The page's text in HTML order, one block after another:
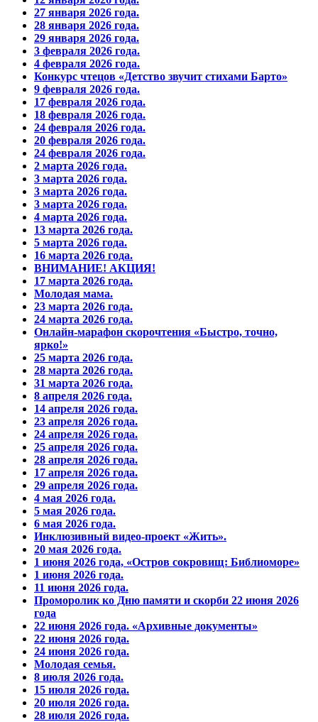
27 января 2026 года.
28 января 2026 года.
29 января 2026 года.
3 февраля 2026 года.
4 февраля 2026 года.
Конкурс чтецов «Детство звучит стихами Барто»
9 февраля 2026 года.
17 февраля 2026 года.
18 февраля 2026 года.
24 февраля 2026 года.
20 февраля 2026 года.
24 февраля 2026 года.
2 марта 2026 года.
3 марта 2026 года.
3 марта 2026 года.
3 марта 2026 года.
4 марта 2026 года.
13 марта 2026 года.
5 марта 2026 года.
16 марта 2026 года.
ВНИМАНИЕ! АКЦИЯ!
17 марта 2026 года.
Молодая мама.
23 марта 2026 года.
24 марта 2026 года.
Онлайн-марафон скорочтения «Быстро, точно,
ярко!»
25 марта 2026 года.
28 марта 2026 года.
31 марта 2026 года.
8 апреля 2026 года.
14 апреля 2026 года.
23 апреля 2026 года.
24 апреля 2026 года.
25 апреля 2026 года.
28 апреля 2026 года.
17 апреля 2026 года.
29 апреля 2026 года.
4 мая 2026 года.
5 мая 2026 года.
6 мая 2026 года.
Инклюзивный видео-проект «Жить».
20 мая 2026 года.
1 июня 2026 года, «Остров сокровищ: Библиоморе»
1 июня 2026 года.
11 июня 2026 года.
Проморолик ко Дню памяти и скорби 22 июня 2026
года
22 июня 2026 года. «Архивные документы»
22 июня 2026 года.
24 июня 2026 года.
Молодая семья.
8 июля 2026 года.
15 июля 2026 года.
20 июля 2026 года.
28 июля 2026 года.